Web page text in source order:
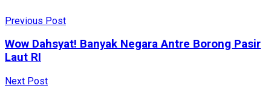
Previous Post
Wow Dahsyat! Banyak Negara Antre Borong Pasir
Laut RI
Next Post